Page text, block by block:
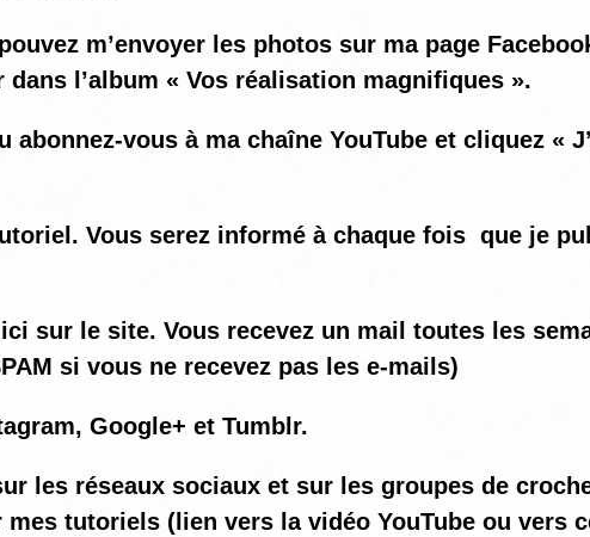
m’envoyer les photos sur ma page
l’album « Vos réalisation magnifiques ».
vous à ma chaîne YouTube et cliquez «
Vous serez informé à chaque fois que je
sur le site. Vous recevez un mail toutes les
si vous ne recevez pas les e-mails)
Google+ et Tumblr.
les réseaux sociaux et sur les groupes de
tutoriels (lien vers la vidéo YouTube ou vers